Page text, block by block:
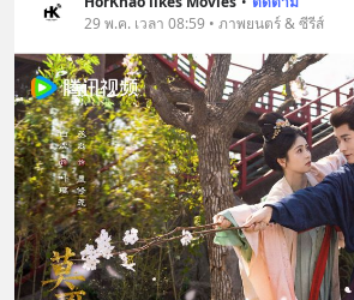
29 พ.ค. เวลา 08:59 • ภาพยนตร์ & ซีรีส์